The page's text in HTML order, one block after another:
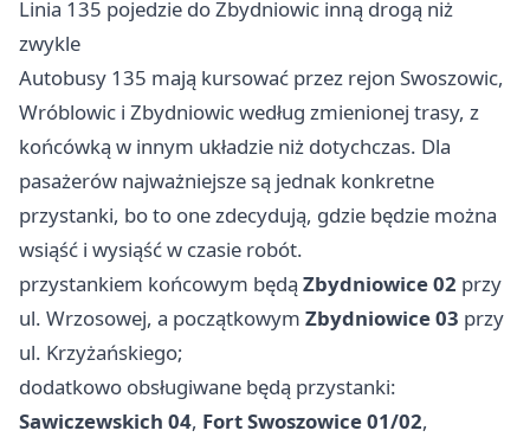
Linia 135 pojedzie do Zbydniowic inną drogą niż
zwykle
Autobusy 135 mają kursować przez rejon Swoszowic,
Wróblowic i Zbydniowic według zmienionej trasy, z
końcówką w innym układzie niż dotychczas. Dla
pasażerów najważniejsze są jednak konkretne
przystanki, bo to one zdecydują, gdzie będzie można
wsiąść i wysiąść w czasie robót.
przystankiem końcowym będą Zbydniowice 02 przy
ul. Wrzosowej, a początkowym Zbydniowice 03 przy
ul. Krzyżańskiego;
dodatkowo obsługiwane będą przystanki:
Sawiczewskich 04, Fort Swoszowice 01/02,